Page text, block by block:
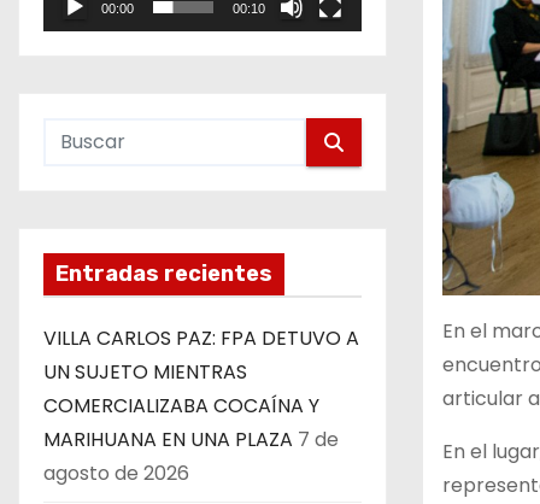
00:00 00:10
Entradas recientes
VILLA CARLOS PAZ: FPA DETUVO A
UN SUJETO MIENTRAS
COMERCIALIZABA COCAÍNA Y
MARIHUANA EN UNA PLAZA 7 de
agosto de 2026
En el
articular
En el